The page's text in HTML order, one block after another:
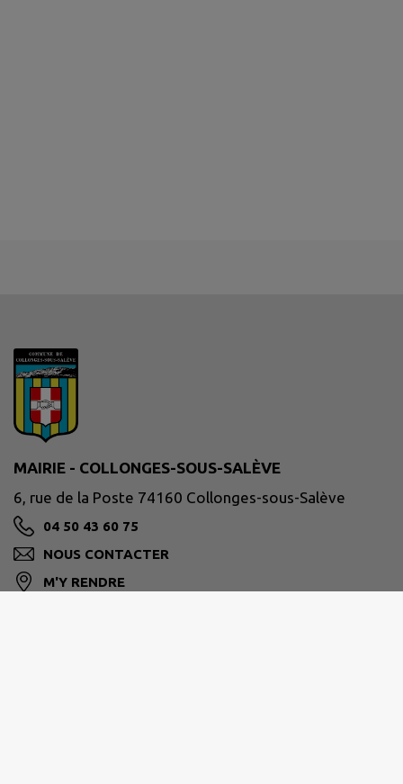
MAIRIE - COLLONGES-SOUS-SALÈVE
6, rue de la Poste 74160 Collonges-sous-Salève
04 50 43 60 75
NOUS CONTACTER
M'Y RENDRE